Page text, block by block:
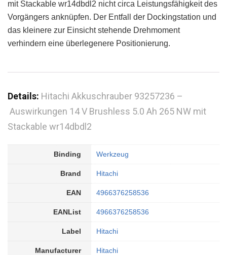
mit Stackable wr14dbdl2 nicht circa Leistungsfähigkeit des
Vorgängers anknüpfen. Der Entfall der Dockingstation und
das kleinere zur Einsicht stehende Drehmoment
verhindern eine überlegenere Positionierung.
Details: Hitachi Akkuschrauber 93257236 –
Auswirkungen 14 V Brushless 5.0 Ah 265 NW mit
Stackable wr14dbdl2
Binding Werkzeug
Brand Hitachi
EAN 4966376258536
EANList 4966376258536
Label Hitachi
Manufacturer Hitachi